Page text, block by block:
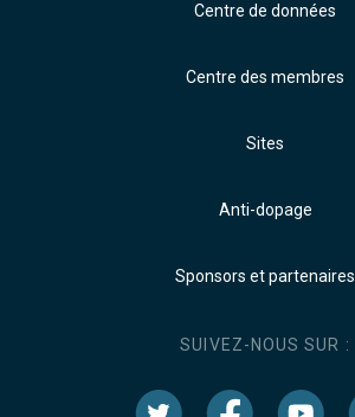
Centre de données
Centre des membres
Sites
Anti-dopage
Sponsors et partenaires
SUIVEZ-NOUS SUR :